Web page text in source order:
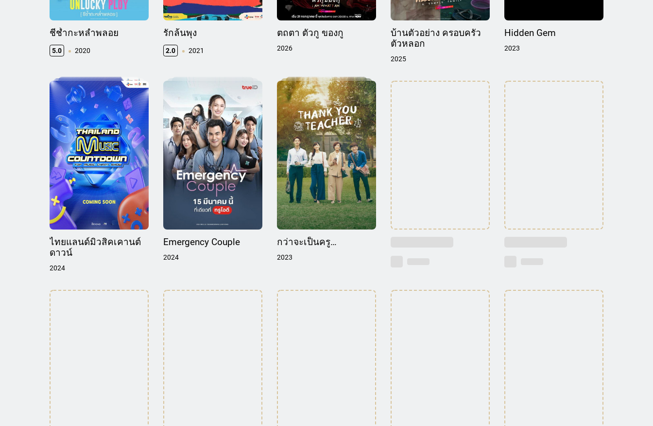
ชีช้ำกะหล่ำพลอย
5.0 2020
รักล้นพุง
2.0 2021
ตถตา ตัวกู ของกู
2026
บ้านตัวอย่าง ครอบครัว
ตัวหลอก
2025
Hidden Gem
2023
ไทยแลนด์มิวสิคเคานต์
ดาวน์
2024
Emergency Couple
2024
กว่าจะเป็นครู…
2023